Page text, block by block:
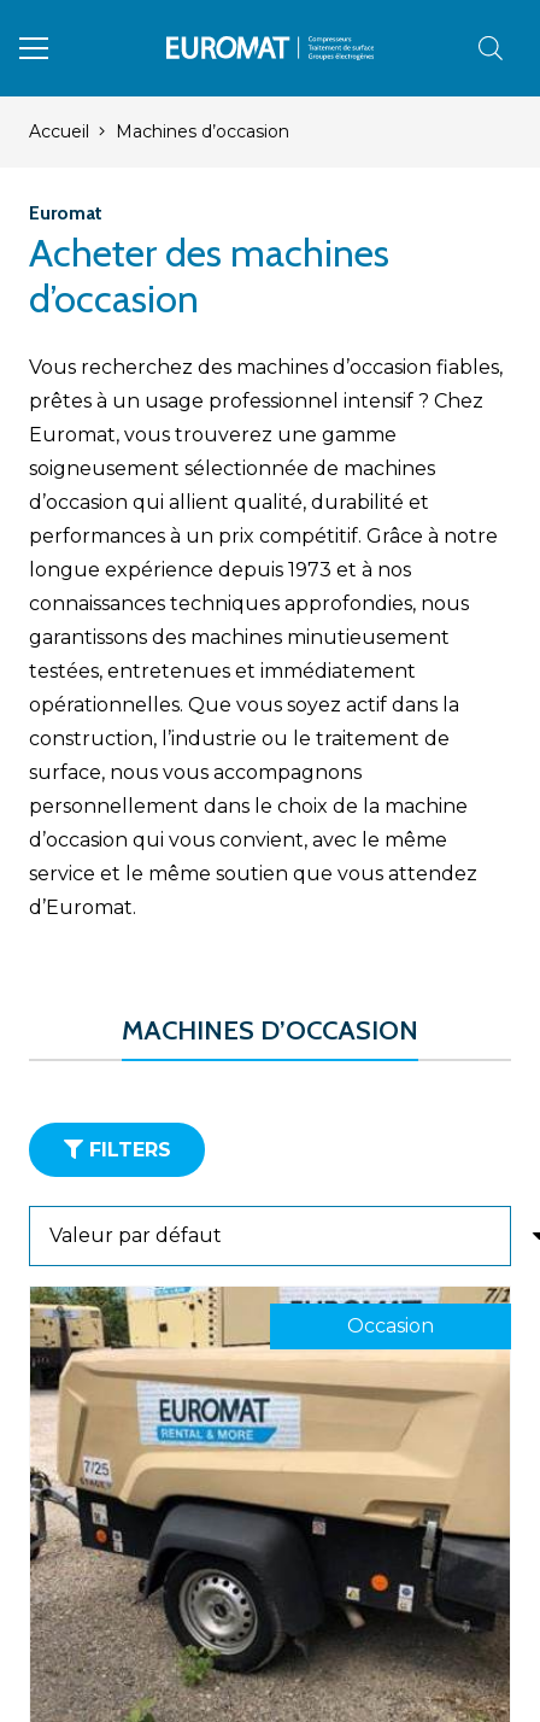
Accueil Machines d’occasion
Euromat
Acheter des machines
d’occasion
Vous recherchez des machines d’occasion fiables,
prêtes à un usage professionnel intensif ? Chez
Euromat, vous trouverez une gamme
soigneusement sélectionnée de machines
d’occasion qui allient qualité, durabilité et
performances à un prix compétitif. Grâce à notre
longue expérience depuis 1973 et à nos
connaissances techniques approfondies, nous
garantissons des machines minutieusement
testées, entretenues et immédiatement
opérationnelles. Que vous soyez actif dans la
construction, l’industrie ou le traitement de
surface, nous vous accompagnons
personnellement dans le choix de la machine
d’occasion qui vous convient, avec le même
service et le même soutien que vous attendez
d’Euromat.
MACHINES D’OCCASION
FILTERS
Occasion